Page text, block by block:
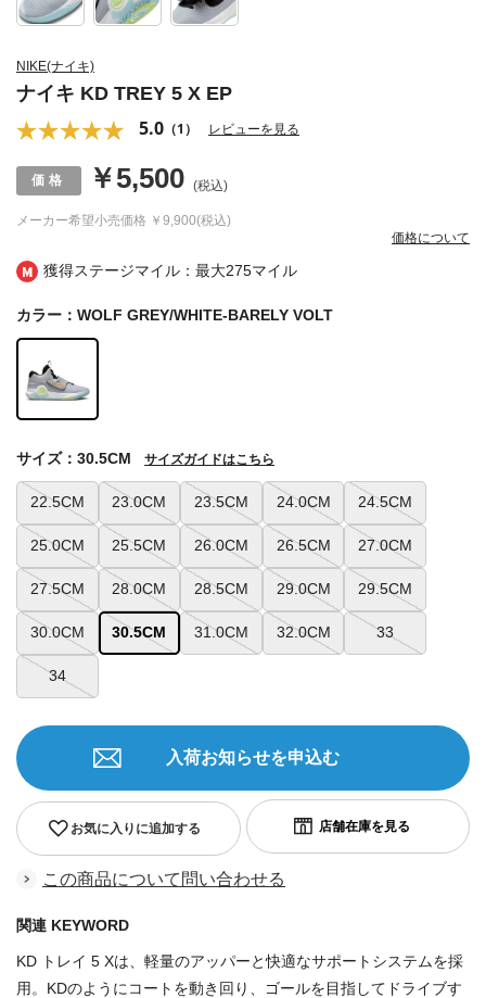
獲得ステージマイル：最大275マイル
NIKE(ナイキ)
ナイキ KD TREY 5 X EP
5.0 （1） レビューを見る
メーカー希望小売価格 ￥9,900(税込)
￥5,500 (税込)
価格について
カラー：WOLF GREY/WHITE-BARELY VOLT
22.5CM 23.0CM 23.5CM 24.0CM 24.5CM
25.0CM 25.5CM 26.0CM 26.5CM 27.0CM
27.5CM 28.0CM 28.5CM 29.0CM 29.5CM
30.0CM 30.5CM 31.0CM 32.0CM 33
34
サイズ：30.5CM サイズガイドはこちら
お気に入りに追加する
入荷お知らせを申込む
この商品について問い合わせる
関連 KEYWORD
KD トレイ 5 Xは、軽量のアッパーと快適なサポートシステムを採
用。KDのようにコートを動き回り、ゴールを目指してドライブす